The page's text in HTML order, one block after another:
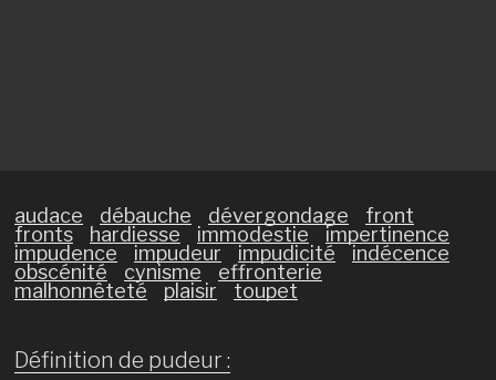
audace débauche dévergondage
front
fronts
hardiesse immodestie
impertinence
impudence
impudeur impudicité
indécence
obscénité
cynisme
effronterie
malhonnêteté
plaisir toupet
Définition de pudeur :